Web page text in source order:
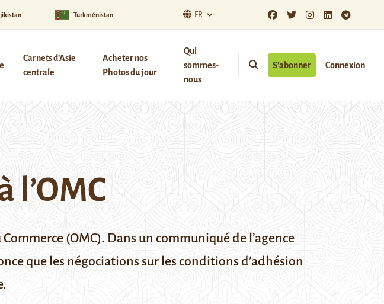
Turkménistan FR
Carnets d’Asie
centrale
Acheter nos
Photos du jour
Qui
sommes-
nous
S’abonner Connexion
l’OMC
(OMC). Dans un communiqué de l’agence
que les négociations sur les conditions d’adhésion